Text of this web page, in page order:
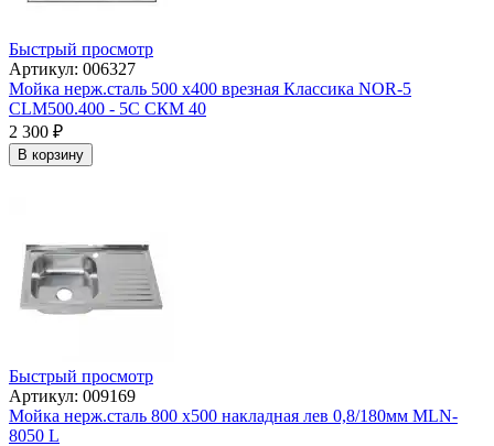
Быстрый просмотр
Артикул: 006327
Мойка нерж.сталь 500 х400 врезная Классика NOR-5
CLM500.400 - 5C СКМ 40
2 300 ₽
В корзину
Быстрый просмотр
Артикул: 009169
Мойка нерж.сталь 800 х500 накладная лев 0,8/180мм MLN-
8050 L